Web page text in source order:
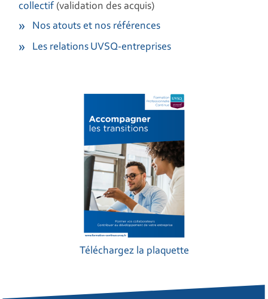
collectif (validation des acquis)
Nos atouts et nos références
Les relations UVSQ-entreprises
Téléchargez la plaquette